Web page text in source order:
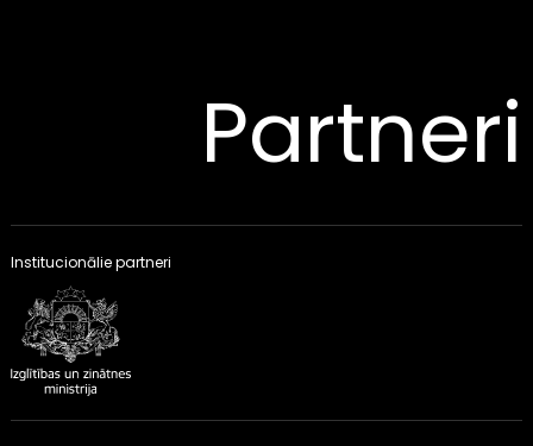
Partneri
Institucionālie partneri